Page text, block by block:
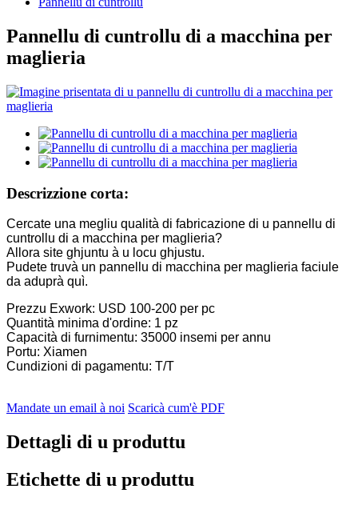
Pannellu di cuntrollu di a macchina per
maglieria
Descrizzione corta:
Cercate una megliu qualità di fabricazione di u pannellu di
cuntrollu di a macchina per maglieria?
Allora site ghjuntu à u locu ghjustu.
Pudete truvà un pannellu di macchina per maglieria faciule
da aduprà quì.
Prezzu Exwork: USD 100-200 per pc
Quantità minima d'ordine: 1 pz
Capacità di furnimentu: 35000 insemi per annu
Portu: Xiamen
Cundizioni di pagamentu: T/T
Mandate un email à noi Scaricà cum'è PDF
Dettagli di u produttu
Etichette di u produttu